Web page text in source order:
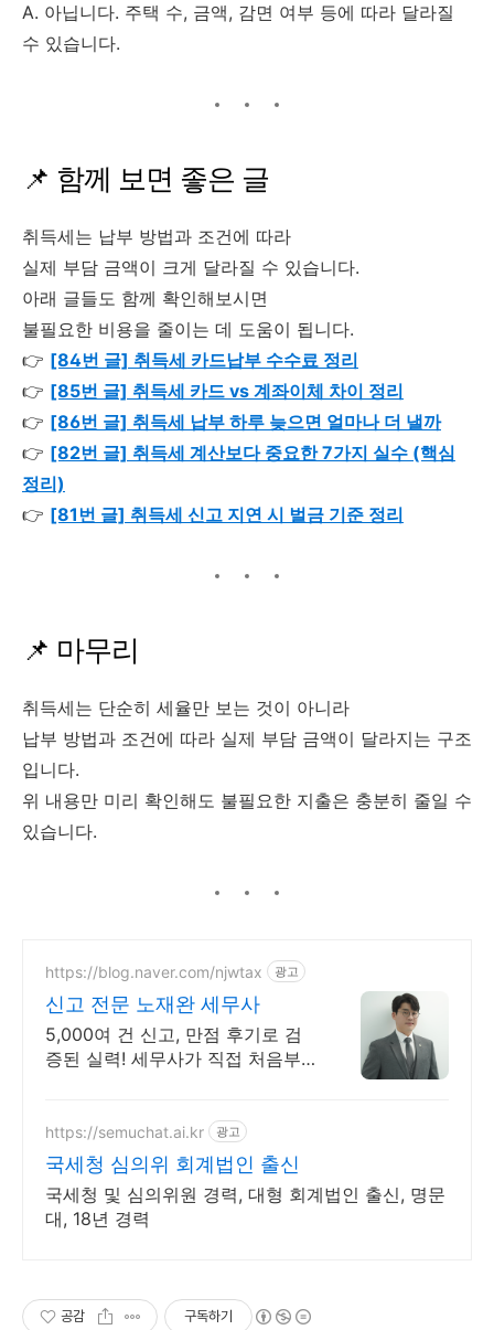
A. 아닙니다. 주택 수, 금액, 감면 여부 등에 따라 달라질
수 있습니다.
📌 함께 보면 좋은 글
취득세는 납부 방법과 조건에 따라
실제 부담 금액이 크게 달라질 수 있습니다.
아래 글들도 함께 확인해보시면
불필요한 비용을 줄이는 데 도움이 됩니다.
👉 [84번 글] 취득세 카드납부 수수료 정리
👉 [85번 글] 취득세 카드 vs 계좌이체 차이 정리
👉 [86번 글] 취득세 납부 하루 늦으면 얼마나 더 낼까
👉 [82번 글] 취득세 계산보다 중요한 7가지 실수 (핵심
정리)
👉 [81번 글] 취득세 신고 지연 시 벌금 기준 정리
📌 마무리
취득세는 단순히 세율만 보는 것이 아니라
납부 방법과 조건에 따라 실제 부담 금액이 달라지는 구조
입니다.
위 내용만 미리 확인해도 불필요한 지출은 충분히 줄일 수
있습니다.
https://blog.naver.com/njwtax 광고
신고 전문 노재완 세무사
5,000여 건 신고, 만점 후기로 검
증된 실력! 세무사가 직접 처음부
https://semuchat.ai.kr 광고
국세청 심의위 회계법인 출신
국세청 및 심의위원 경력, 대형 회계법인 출신, 명문
대, 18년 경력
공감 구독하기